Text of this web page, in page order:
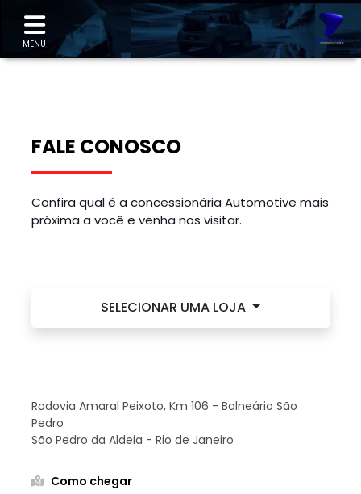
MENU
FALE CONOSCO
Confira qual é a concessionária Automotive mais
próxima a você e venha nos visitar.
SELECIONAR UMA LOJA
Rodovia Amaral Peixoto, Km 106 - Balneário São
Pedro
São Pedro da Aldeia - Rio de Janeiro
Como chegar